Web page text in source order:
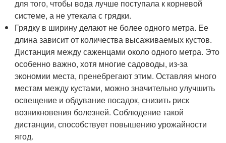
для того, чтобы вода лучше поступала к корневой
системе, а не утекала с грядки.
Грядку в ширину делают не более одного метра. Ее
длина зависит от количества высаживаемых кустов.
Дистанция между саженцами около одного метра. Это
особенно важно, хотя многие садоводы, из-за
экономии места, пренебрегают этим. Оставляя много
местам между кустами, можно значительно улучшить
освещение и обдувание посадок, снизить риск
возникновения болезней. Соблюдение такой
дистанции, способствует повышению урожайности
ягод.